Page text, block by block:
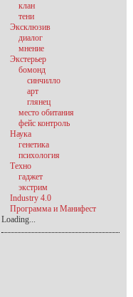
клан
тени
Эксклюзив
диалог
мнение
Экстерьер
бомонд
синчилло
арт
глянец
место обитания
фейс контроль
Наука
генетика
психология
Техно
гаджет
экстрим
Industry 4.0
Программа и Манифест
Loading...